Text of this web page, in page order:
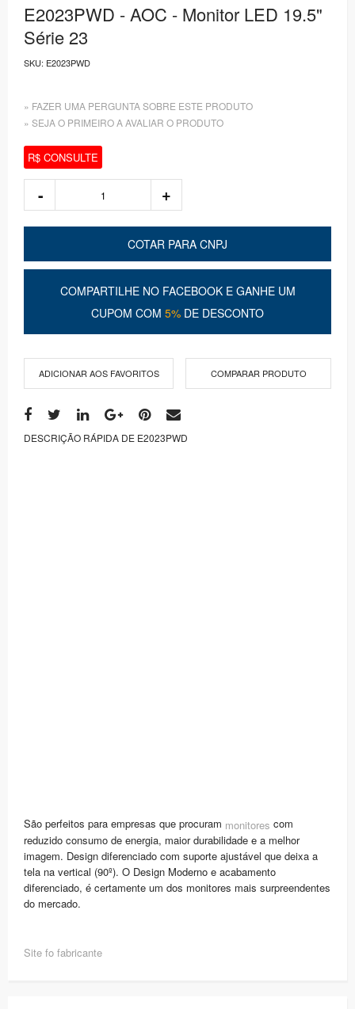
E2023PWD - AOC - Monitor LED 19.5"
Série 23
SKU: E2023PWD
» FAZER UMA PERGUNTA SOBRE ESTE PRODUTO
» SEJA O PRIMEIRO A AVALIAR O PRODUTO
R$ CONSULTE
COTAR PARA CNPJ
COMPARTILHE NO FACEBOOK E GANHE UM
CUPOM COM 5% DE DESCONTO
ADICIONAR AOS FAVORITOS COMPARAR PRODUTO
DESCRIÇÃO RÁPIDA DE E2023PWD
São perfeitos para empresas que procuram monitores com
reduzido consumo de energia, maior durabilidade e a melhor
imagem. Design diferenciado com suporte ajustável que deixa a
tela na vertical (90º). O Design Moderno e acabamento
diferenciado, é certamente um dos monitores mais surpreendentes
do mercado.
Site fo fabricante